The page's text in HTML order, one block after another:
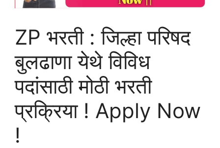
ZP भरती : जिल्हा परिषद
बुलढाणा येथे विविध
पदांसाठी मोठी भरती
प्रक्रिया ! Apply Now
!